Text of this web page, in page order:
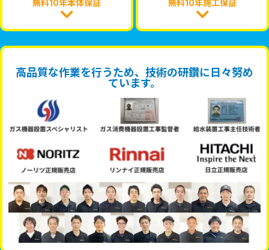
無料10年本体保証 無料10年施工保証
高品質な作業を行うため、技術の研鑽に日々努め
ています。